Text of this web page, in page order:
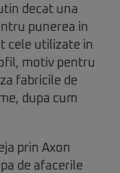
decat una
punerea in
cele utilizate in
motiv pentru
fabricile de
dupa cum
prin Axon
de afacerile